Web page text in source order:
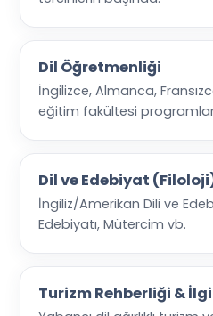
Dil Öğretmenliği
İngilizce, Almanca,
eğitim fakültesi
Dil ve Edebiyat
İngiliz/Amerikan Dili ve
Edebiyatı, Mütercim vb.
Turizm Rehberliği &